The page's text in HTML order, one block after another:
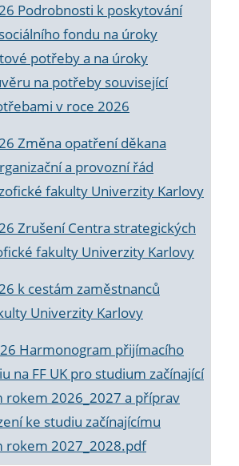
Podrobnosti k poskytování
fondu na úroky
potřeby a na úroky
na potřeby související
v roce 2026
Změna opatření děkana
a provozní řád
fakulty Univerzity Karlovy
Zrušení Centra strategických
fakulty Univerzity Karlovy
k cestám zaměstnanců
Univerzity Karlovy
Harmonogram přijímacího
na FF UK pro studium začínající
rokem 2026_2027 a příprav
ke studiu začínajícímu
rokem 2027_2028.pdf